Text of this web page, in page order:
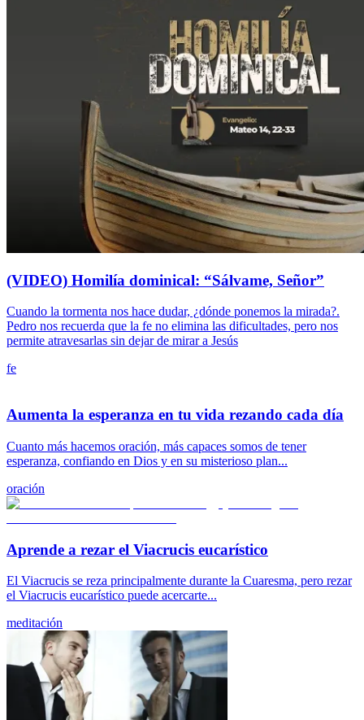
(VIDEO) Homilía dominical: “Sálvame, Señor”
Cuando la tormenta nos hace dudar, ¿dónde ponemos la mirada?.
Pedro nos recuerda que la fe no elimina las dificultades, pero nos
permite atravesarlas sin dejar de mirar a Jesús
fe
Aumenta la esperanza en tu vida rezando cada día
Cuanto más hacemos oración, más capaces somos de tener
esperanza, confiando en Dios y en su misterioso plan...
oración
Aprende a rezar el Viacrucis eucarístico
El Viacrucis se reza principalmente durante la Cuaresma, pero rezar
el Viacrucis eucarístico puede acercarte...
meditación